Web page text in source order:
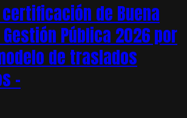
de Buena
Pública 2026 por
de traslados
–